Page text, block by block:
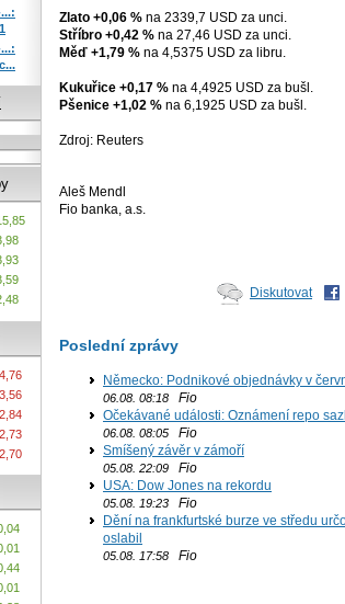
Zlato +0,06 % na 2339,7 USD za unci.
Stříbro +0,42 % na 27,46 USD za unci.
Měď +1,79 % na 4,5375 USD za libru.
Kukuřice +0,17 % na 4,4925 USD za bušl.
Pšenice +1,02 % na 6,1925 USD za bušl.
Zdroj: Reuters
Aleš Mendl
Fio banka, a.s.
Diskutovat
Poslední zprávy
Německo: Podnikové objednávky v
06.08. 08:18 Fio
Očekávané události: Oznámení repo
06.08. 08:05 Fio
Smíšený závěr v zámoří
05.08. 22:09 Fio
USA: Dow Jones na rekordu
05.08. 19:23 Fio
Dění na frankfurtské burze ve středu
oslabil
05.08. 17:58 Fio